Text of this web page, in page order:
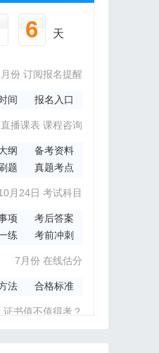
目管
导教材
6 天
份 订阅报名提醒
间 报名入口
直播课表 课程咨询
纲
备考资料
题 真题考点
月24日 考试科目
项
考后答案
练 考前冲刺
7月份 在线估分
法 合格标准
证书值不值得考？